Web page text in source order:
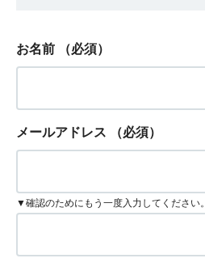
お名前 （必須）
メールアドレス （必須）
▼確認のためにもう一度入力してください。